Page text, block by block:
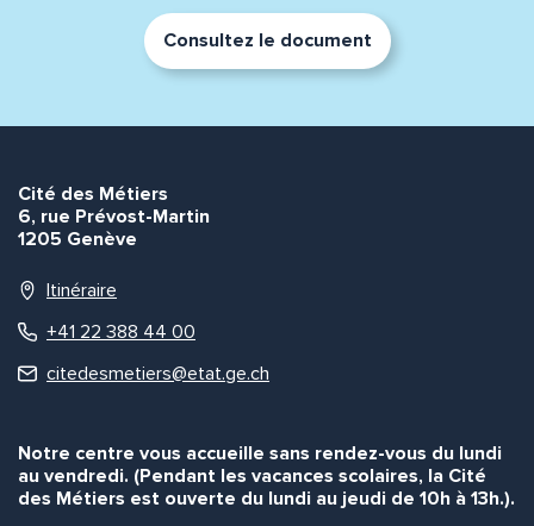
Consultez le document
Cité des Métiers
6, rue Prévost-Martin
1205 Genève
Itinéraire
+41 22 388 44 00
citedesmetiers@etat.ge.ch
Notre centre vous accueille sans rendez-vous du lundi
au vendredi. (Pendant les vacances scolaires, la Cité
des Métiers est ouverte du lundi au jeudi de 10h à 13h.).